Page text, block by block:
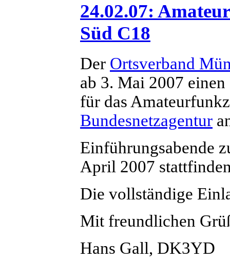
24.02.07:
Süd C18
Der Ortsverband
ab 3. Mai 2007
für das
Bundesnetzagentur
Einführungsabende
April 2007
Die vollständige
Mit freundlichen
Hans Gall, DK3YD